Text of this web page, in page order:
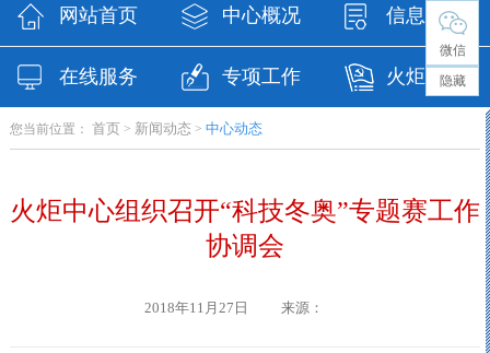
网站首页 中心概况 信息公开
在线服务 专项工作 火炬党委
您当前位置： 首页 > 新闻动态 > 中心动态
火炬中心组织召开“科技冬奥”专题赛工作
协调会
2018年11月27日 来源：
微信
隐藏